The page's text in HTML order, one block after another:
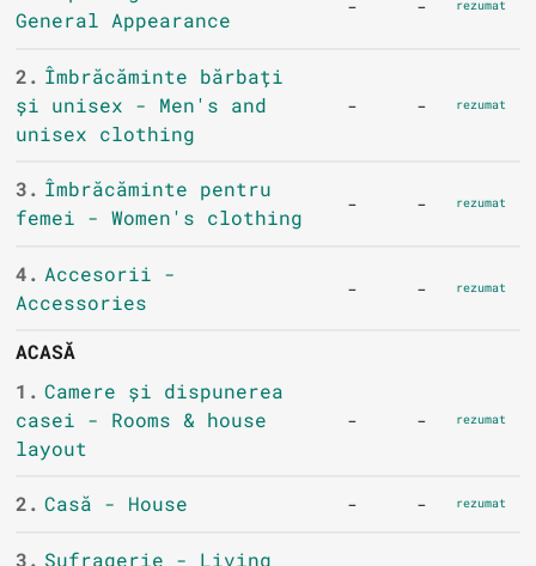
General Appearance
- - rezumat
2. Îmbrăcăminte bărbați
și unisex - Men's and
unisex clothing
- - rezumat
3. Îmbrăcăminte pentru
femei - Women's clothing
- - rezumat
4. Accesorii -
Accessories
- - rezumat
ACASĂ
1. Camere și dispunerea
casei - Rooms & house
layout
- - rezumat
2. Casă - House - - rezumat
3. Sufragerie - Living